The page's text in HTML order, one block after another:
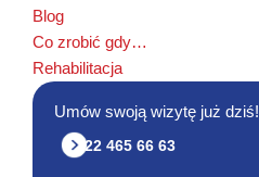
Blog
Co zrobić gdy…
Rehabilitacja
Umów swoją wizytę już dziś!
22 465 66 63